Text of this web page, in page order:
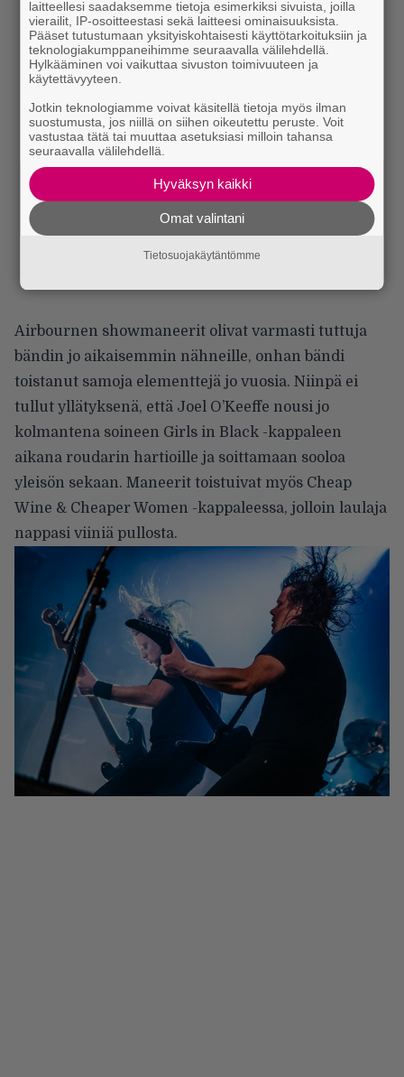
Airbournen showmaneerit olivat varmasti tuttuja
bändin jo aikaisemmin nähneille, onhan bändi
toistanut samoja elementtejä jo vuosia. Niinpä ei
tullut yllätyksenä, että Joel O’Keeffe nousi jo
kolmantena soineen Girls in Black -kappaleen
aikana roudarin hartioille ja soittamaan sooloa
yleisön sekaan. Maneerit toistuivat myös Cheap
Wine & Cheaper Women -kappaleessa, jolloin laulaja
nappasi viiniä pullosta.
laitteellesi saadaksemme tietoja esimerkiksi sivuista, joilla
vierailit, IP-osoitteestasi sekä laitteesi ominaisuuksista.
Pääset tutustumaan yksityiskohtaisesti käyttötarkoituksiin ja
teknologiakumppaneihimme seuraavalla välilehdellä.
Hylkääminen voi vaikuttaa sivuston toimivuuteen ja
käytettävyyteen.
Jotkin teknologiamme voivat käsitellä tietoja myös ilman
suostumusta, jos niillä on siihen oikeutettu peruste. Voit
vastustaa tätä tai muuttaa asetuksiasi milloin tahansa
seuraavalla välilehdellä.
Hyväksyn kaikki
Omat valintani
Tietosuojakäytäntömme